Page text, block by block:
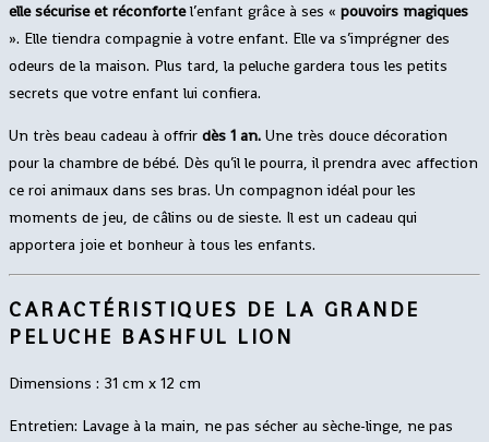
elle sécurise et réconfortel’enfant grâce à ses « pouvoirs magiques
». Elle tiendra compagnie à votre enfant. Elle va s’imprégner des
odeurs de la maison. Plus tard, la peluche gardera tous les petits
secrets que votre enfant lui confiera.
Un très beau cadeau à offrir dès 1 an. Une très douce décoration
pour la chambre de bébé. Dès qu’il le pourra, il prendra avec affection
ce roi animaux dans ses bras. Un compagnon idéal pour les
moments de jeu, de câlins ou de sieste. Il est un cadeau qui
apportera joie et bonheur à tous les enfants.
CARACTÉRISTIQUES DE LA GRANDE
PELUCHE BASHFUL LION
Dimensions : 31 cm x 12 cm
Entretien: Lavage à la main, ne pas sécher au sèche-linge, ne pas